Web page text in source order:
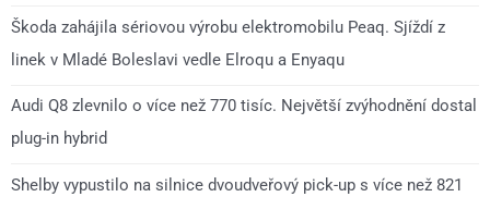
Škoda zahájila sériovou výrobu elektromobilu Peaq. Sjíždí z
linek v Mladé Boleslavi vedle Elroqu a Enyaqu
Audi Q8 zlevnilo o více než 770 tisíc. Největší zvýhodnění dostal
plug-in hybrid
Shelby vypustilo na silnice dvoudveřový pick-up s více než 821